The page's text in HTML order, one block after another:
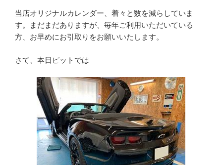
当店オリジナルカレンダー、着々と数を減らしていま
す。まだまだありますが、毎年ご利用いただいている
方、お早めにお引取りをお願いいたします。
さて、本日ピットでは